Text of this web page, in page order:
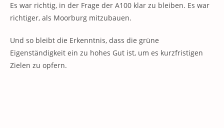
Es war richtig, in der Frage der A100 klar zu bleiben. Es war
richtiger, als Moorburg mitzubauen.
Und so bleibt die Erkenntnis, dass die grüne
Eigenständigkeit ein zu hohes Gut ist, um es kurzfristigen
Zielen zu opfern.